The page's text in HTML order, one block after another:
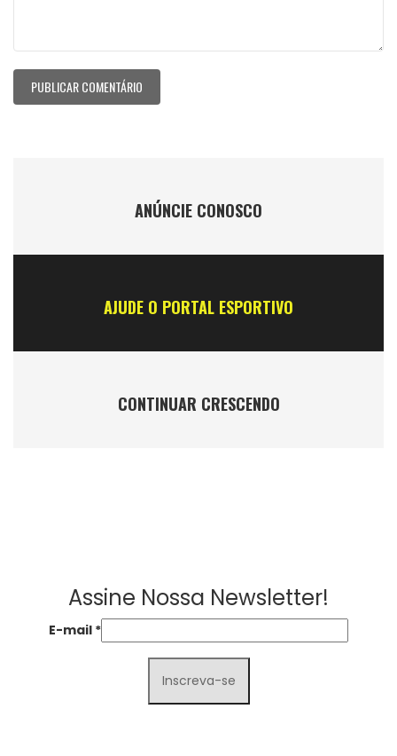
ANÚNCIE CONOSCO
AJUDE O PORTAL ESPORTIVO
CONTINUAR CRESCENDO
Assine Nossa Newsletter!
E-mail *